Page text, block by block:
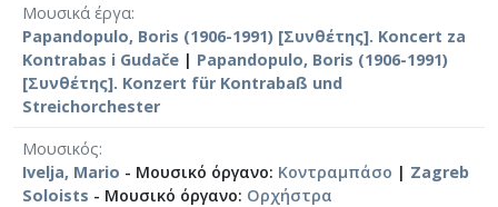
Μουσικά έργα
Papandopulo, Boris (1906-1991) [Συνθέτης]. Koncert za
Kontrabas i Gudače | Papandopulo, Boris (1906-1991)
[Συνθέτης]. Konzert für Kontrabaß und
Streichorchester
Μουσικός
Ivelja, Mario - Μουσικό όργανο: Κοντραμπάσο | Zagreb
Soloists - Μουσικό όργανο: Ορχήστρα